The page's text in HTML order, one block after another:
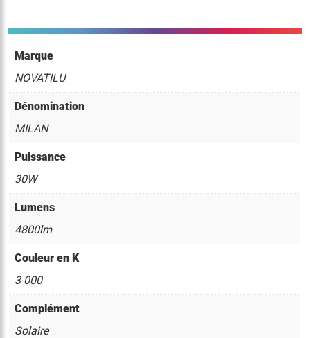
Marque
NOVATILU
Dénomination
MILAN
Puissance
30W
Lumens
4800lm
Couleur en K
3 000
Complément
Solaire